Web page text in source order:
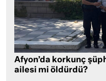
Afyon’da korkunç
ailesi mi öldürdü?